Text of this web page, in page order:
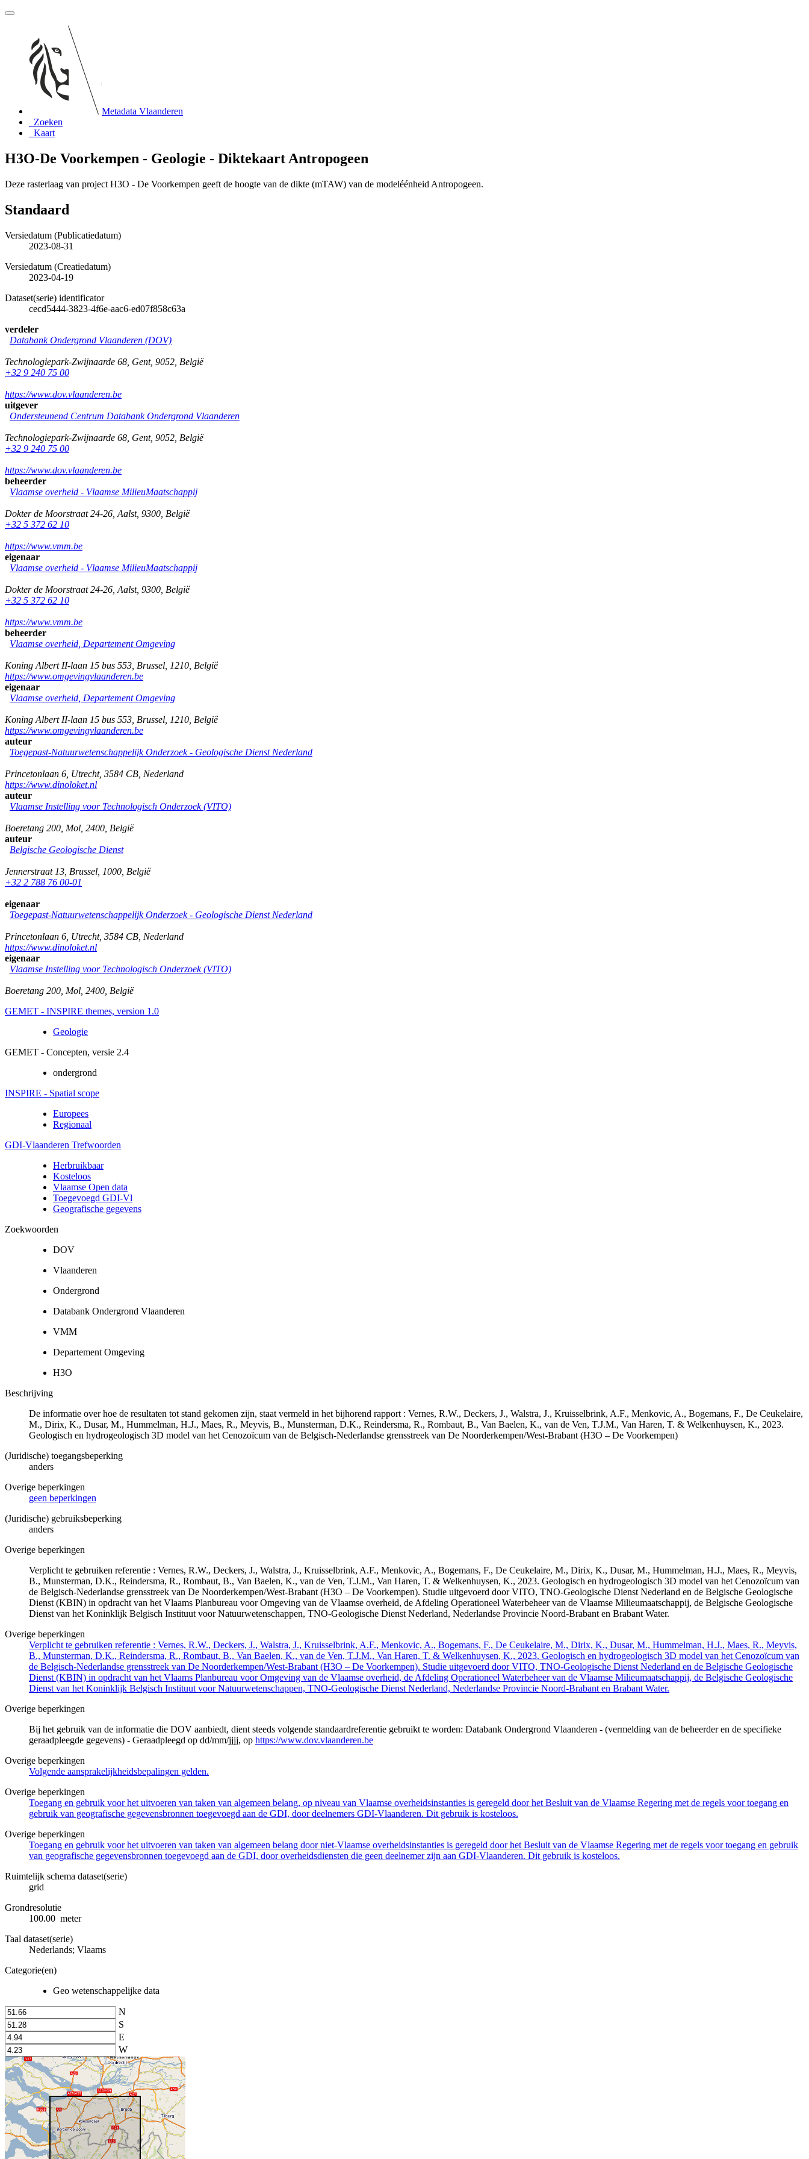
Metadata Vlaanderen
Zoeken
Kaart
H3O-De Voorkempen - Geologie - Diktekaart Antropogeen
Deze rasterlaag van project H3O - De Voorkempen geeft de hoogte van de dikte (mTAW) van de modeléénheid Antropogeen.
Standaard
Versiedatum (Publicatiedatum)
2023-08-31
Versiedatum (Creatiedatum)
2023-04-19
Dataset(serie) identificator
cecd5444-3823-4f6e-aac6-ed07f858c63a
verdeler
Databank Ondergrond Vlaanderen (DOV)
Technologiepark-Zwijnaarde 68 Gent, 9052 België
+32 9 240 75 00
https://www.dov.vlaanderen.be
uitgever
Ondersteunend Centrum Databank Ondergrond Vlaanderen
Technologiepark-Zwijnaarde 68 Gent, 9052 België
+32 9 240 75 00
https://www.dov.vlaanderen.be
beheerder
Vlaamse overheid - Vlaamse MilieuMaatschappij
Dokter de Moorstraat 24-26 Aalst, 9300 België
+32 5 372 62 10
https://www.vmm.be
eigenaar
Vlaamse overheid - Vlaamse MilieuMaatschappij
Dokter de Moorstraat 24-26 Aalst, 9300 België
+32 5 372 62 10
https://www.vmm.be
beheerder
Vlaamse overheid, Departement Omgeving
Koning Albert II-laan 15 bus 553 Brussel 1210 België
https://www.omgevingvlaanderen.be
eigenaar
Vlaamse overheid, Departement Omgeving
Koning Albert II-laan 15 bus 553 Brussel 1210 België
https://www.omgevingvlaanderen.be
auteur
Toegepast-Natuurwetenschappelijk Onderzoek - Geologische Dienst Nederland
Princetonlaan 6 Utrecht, 3584 CB Nederland
https://www.dinoloket.nl
auteur
Vlaamse Instelling voor Technologisch Onderzoek (VITO)
Boeretang 200 Mol 2400 België
auteur
Belgische Geologische Dienst
Jennerstraat 13 Brussel 1000 België
+32 2 788 76 00-01
eigenaar
Toegepast-Natuurwetenschappelijk Onderzoek - Geologische Dienst Nederland
Princetonlaan 6 Utrecht, 3584 CB Nederland
https://www.dinoloket.nl
eigenaar
Vlaamse Instelling voor Technologisch Onderzoek (VITO)
Boeretang 200 Mol 2400 België
GEMET - INSPIRE themes, version 1.0
Geologie
GEMET - Concepten, versie 2.4
ondergrond
INSPIRE - Spatial scope
Europees
Regionaal
GDI-Vlaanderen Trefwoorden
Herbruikbaar
Kosteloos
Vlaamse Open data
Toegevoegd GDI-Vl
Geografische gegevens
Zoekwoorden
DOV
Vlaanderen
Ondergrond
Databank Ondergrond Vlaanderen
VMM
Departement Omgeving
H3O
Beschrijving
De informatie over hoe de resultaten tot stand gekomen zijn, staat vermeld in het bijhorend rapport : Vernes, R.W., Deckers, J., Walstra, J., Kruisselbrink, A.F., Menkovic, A., Bogemans, F., De Ceukelaire,
M., Dirix, K., Dusar, M., Hummelman, H.J., Maes, R., Meyvis, B., Munsterman, D.K., Reindersma, R., Rombaut, B., Van Baelen, K., van de Ven, T.J.M., Van Haren, T. & Welkenhuysen, K., 2023.
Geologisch en hydrogeologisch 3D model van het Cenozoïcum van de Belgisch-Nederlandse grensstreek van De Noorderkempen/West-Brabant (H3O – De Voorkempen)
(Juridische) toegangsbeperking
anders
Overige beperkingen
geen beperkingen
(Juridische) gebruiksbeperking
anders
Overige beperkingen
Verplicht te gebruiken referentie : Vernes, R.W., Deckers, J., Walstra, J., Kruisselbrink, A.F., Menkovic, A., Bogemans, F., De Ceukelaire, M., Dirix, K., Dusar, M., Hummelman, H.J., Maes, R., Meyvis,
B., Munsterman, D.K., Reindersma, R., Rombaut, B., Van Baelen, K., van de Ven, T.J.M., Van Haren, T. & Welkenhuysen, K., 2023. Geologisch en hydrogeologisch 3D model van het Cenozoïcum van
de Belgisch-Nederlandse grensstreek van De Noorderkempen/West-Brabant (H3O – De Voorkempen). Studie uitgevoerd door VITO, TNO-Geologische Dienst Nederland en de Belgische Geologische
Dienst (KBIN) in opdracht van het Vlaams Planbureau voor Omgeving van de Vlaamse overheid, de Afdeling Operationeel Waterbeheer van de Vlaamse Milieumaatschappij, de Belgische Geologische
Dienst van het Koninklijk Belgisch Instituut voor Natuurwetenschappen, TNO-Geologische Dienst Nederland, Nederlandse Provincie Noord-Brabant en Brabant Water.
Overige beperkingen
Verplicht te gebruiken referentie : Vernes, R.W., Deckers, J., Walstra, J., Kruisselbrink, A.F., Menkovic, A., Bogemans, F., De Ceukelaire, M., Dirix, K., Dusar, M., Hummelman, H.J., Maes, R., Meyvis,
B., Munsterman, D.K., Reindersma, R., Rombaut, B., Van Baelen, K., van de Ven, T.J.M., Van Haren, T. & Welkenhuysen, K., 2023. Geologisch en hydrogeologisch 3D model van het Cenozoïcum van
de Belgisch-Nederlandse grensstreek van De Noorderkempen/West-Brabant (H3O – De Voorkempen). Studie uitgevoerd door VITO, TNO-Geologische Dienst Nederland en de Belgische Geologische
Dienst (KBIN) in opdracht van het Vlaams Planbureau voor Omgeving van de Vlaamse overheid, de Afdeling Operationeel Waterbeheer van de Vlaamse Milieumaatschappij, de Belgische Geologische
Dienst van het Koninklijk Belgisch Instituut voor Natuurwetenschappen, TNO-Geologische Dienst Nederland, Nederlandse Provincie Noord-Brabant en Brabant Water.
Overige beperkingen
Bij het gebruik van de informatie die DOV aanbiedt, dient steeds volgende standaardreferentie gebruikt te worden: Databank Ondergrond Vlaanderen - (vermelding van de beheerder en de specifieke
geraadpleegde gegevens) - Geraadpleegd op dd/mm/jjjj, op https://www.dov.vlaanderen.be
Overige beperkingen
Volgende aansprakelijkheidsbepalingen gelden.
Overige beperkingen
Toegang en gebruik voor het uitvoeren van taken van algemeen belang, op niveau van Vlaamse overheidsinstanties is geregeld door het Besluit van de Vlaamse Regering met de regels voor toegang en
gebruik van geografische gegevensbronnen toegevoegd aan de GDI, door deelnemers GDI-Vlaanderen. Dit gebruik is kosteloos.
Overige beperkingen
Toegang en gebruik voor het uitvoeren van taken van algemeen belang door niet-Vlaamse overheidsinstanties is geregeld door het Besluit van de Vlaamse Regering met de regels voor toegang en gebruik
van geografische gegevensbronnen toegevoegd aan de GDI, door overheidsdiensten die geen deelnemer zijn aan GDI-Vlaanderen. Dit gebruik is kosteloos.
Ruimtelijk schema dataset(serie)
grid
Grondresolutie
100.00 meter
Taal dataset(serie)
Nederlands; Vlaams
Categorie(en)
Geo wetenschappelijke data
N
S
E
W